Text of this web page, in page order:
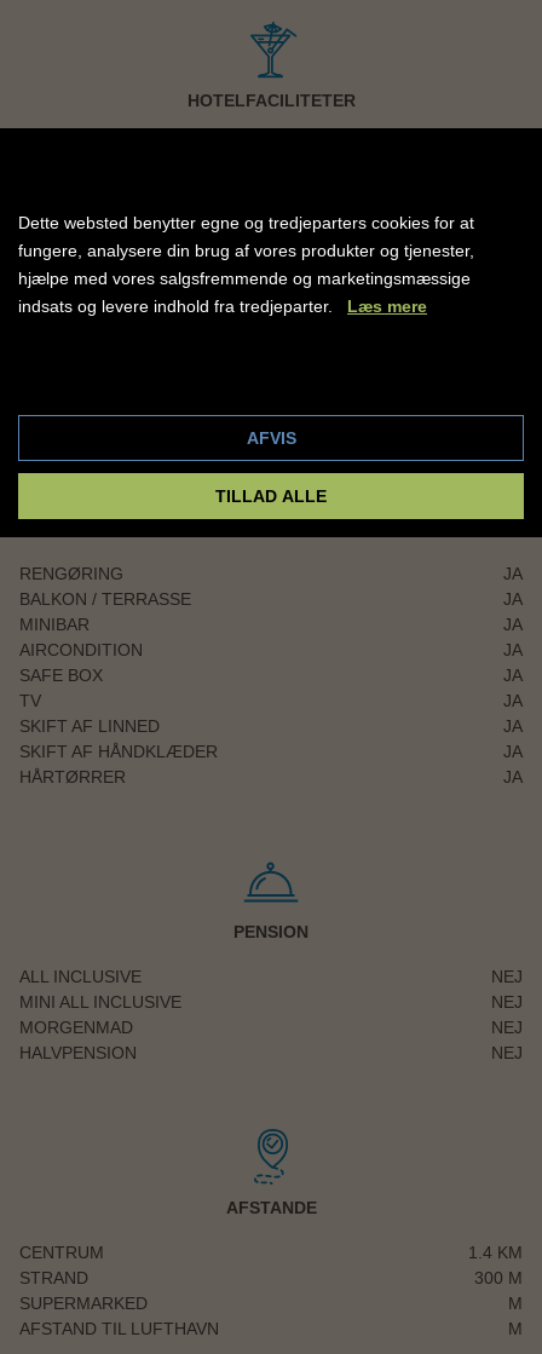
Antal værelser 154
Ingen trafik i området
HOTELFACILITETER
ELEVATOR
WIFI
SWIMMINGPOOL
BØRNEPOOL
RENGØRING
JA
BALKON / TERRASSE
JA
MINIBAR
JA
AIRCONDITION
JA
SAFE BOX
JA
TV
JA
SKIFT AF LINNED
JA
SKIFT AF HÅNDKLÆDER
JA
HÅRTØRRER
JA
PENSION
ALL INCLUSIVE
NEJ
MINI ALL INCLUSIVE
NEJ
MORGENMAD
NEJ
HALVPENSION
NEJ
AFSTANDE
CENTRUM
1.4 KM
STRAND
300 M
SUPERMARKED
M
AFSTAND TIL LUFTHAVN
M
Dette websted benytter egne og tredjeparters cookies for at
fungere, analysere din brug af vores produkter og tjenester,
hjælpe med vores salgsfremmende og marketingsmæssige
indsats og levere indhold fra tredjeparter. Læs mere
AFVIS
TILLAD ALLE